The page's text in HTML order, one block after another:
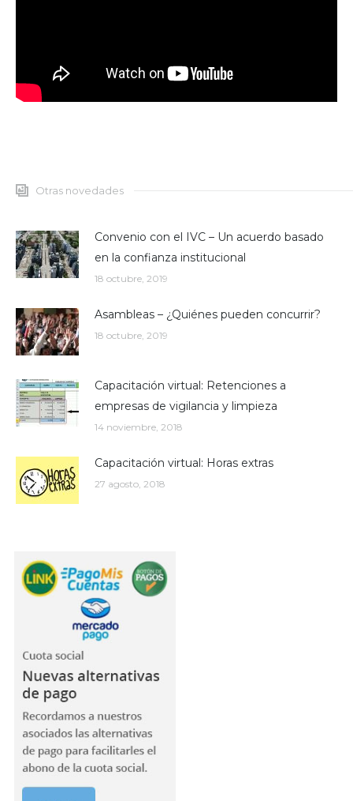
Otras novedades
Convenio con el IVC – Un acuerdo basado
en la confianza institucional
18 octubre, 2019
Asambleas – ¿Quiénes pueden concurrir?
18 octubre, 2019
Capacitación virtual: Retenciones a
empresas de vigilancia y limpieza
14 noviembre, 2018
Capacitación virtual: Horas extras
27 agosto, 2018